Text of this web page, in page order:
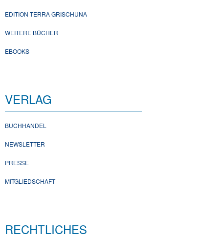
EDITION TERRA GRISCHUNA
WEITERE BÜCHER
EBOOKS
VERLAG
BUCHHANDEL
NEWSLETTER
PRESSE
MITGLIEDSCHAFT
RECHTLICHES